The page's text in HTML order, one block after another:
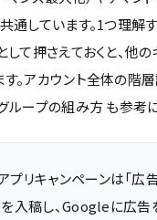
通しています。1つ理
して押さえておくと、他
。アカウント全体の階
ループの組み方も参考
プリキャンペーンは「広
を入稿し、Googleに広